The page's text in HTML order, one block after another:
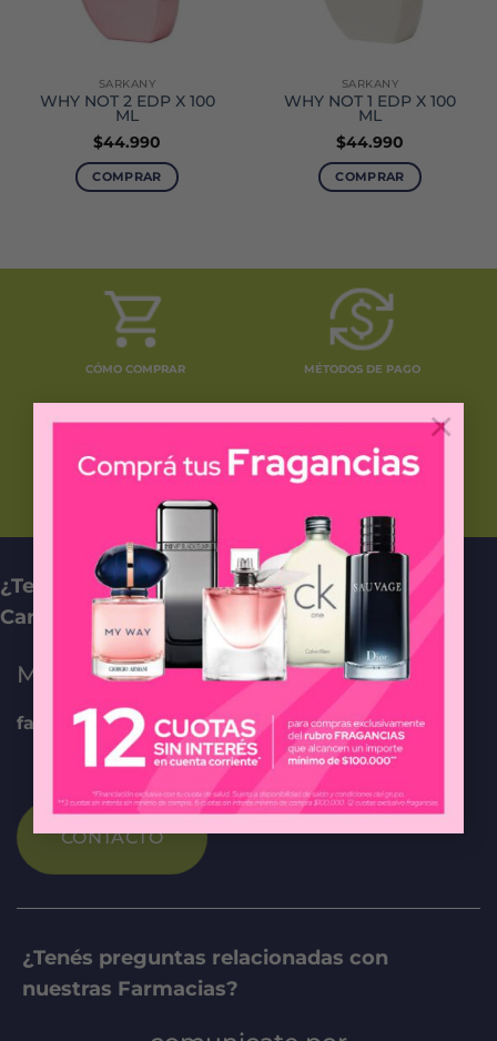
×
página
de
producto
SARKANY
WHY NOT 2 EDP X 100
ML
$44.990
COMPRAR
SARKANY
WHY NOT 1 EDP X 100
ML
$44.990
COMPRAR
CÓMO COMPRAR MÉTODOS DE PAGO
PREGUNTAS FRECUENTES
¿Tenés preguntas relacionadas con nuestro
Carrito Online? ¡Comunicate con nosotros!
MAIL DE CONTACTO
farmaciaonline@federada.com
CONTACTO
¿Tenés preguntas relacionadas con
nuestras Farmacias?